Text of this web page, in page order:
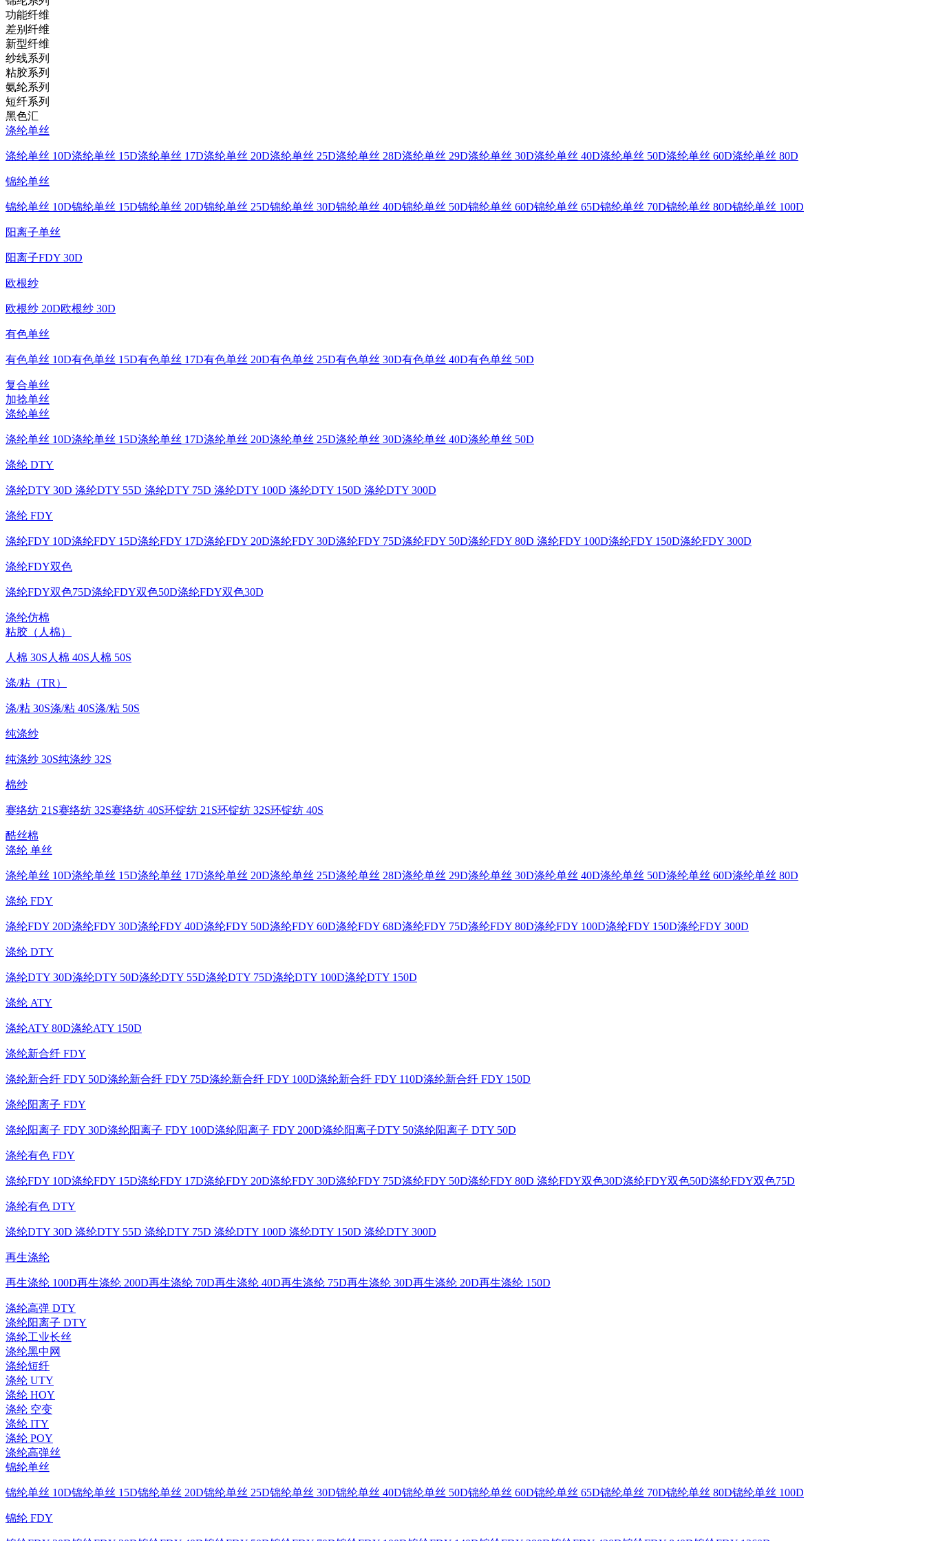
功能纤维
差别纤维
新型纤维
纱线系列
粘胶系列
氨纶系列
短纤系列
黑色汇
涤纶单丝
涤纶单丝 10D涤纶单丝 15D涤纶单丝 17D涤纶单丝 20D涤纶单丝 25D涤纶单丝 28D涤纶单丝 29D涤纶单丝 30D涤纶单丝 40D涤纶单丝 50D涤纶单丝 60D涤纶单丝 80D
锦纶单丝
锦纶单丝 10D锦纶单丝 15D锦纶单丝 20D锦纶单丝 25D锦纶单丝 30D锦纶单丝 40D锦纶单丝 50D锦纶单丝 60D锦纶单丝 65D锦纶单丝 70D锦纶单丝 80D锦纶单丝 100D
阳离子单丝
阳离子FDY 30D
欧根纱
欧根纱 20D欧根纱 30D
有色单丝
有色单丝 10D有色单丝 15D有色单丝 17D有色单丝 20D有色单丝 25D有色单丝 30D有色单丝 40D有色单丝 50D
复合单丝
加捻单丝
涤纶单丝
涤纶单丝 10D涤纶单丝 15D涤纶单丝 17D涤纶单丝 20D涤纶单丝 25D涤纶单丝 30D涤纶单丝 40D涤纶单丝 50D
涤纶 DTY
涤纶DTY 30D 涤纶DTY 55D 涤纶DTY 75D 涤纶DTY 100D 涤纶DTY 150D 涤纶DTY 300D
涤纶 FDY
涤纶FDY 10D涤纶FDY 15D涤纶FDY 17D涤纶FDY 20D涤纶FDY 30D涤纶FDY 75D涤纶FDY 50D涤纶FDY 80D 涤纶FDY 100D涤纶FDY 150D涤纶FDY 300D
涤纶FDY双色
涤纶FDY双色75D涤纶FDY双色50D涤纶FDY双色30D
涤纶仿棉
粘胶（人棉）
人棉 30S 人棉 40S 人棉 50S
涤/粘（TR）
涤/粘 30S涤/粘 40S涤/粘 50S
纯涤纱
纯涤纱 30S纯涤纱 32S
棉纱
赛络纺 21S赛络纺 32S赛络纺 40S环锭纺 21S环锭纺 32S环锭纺 40S
酷丝棉
涤纶 单丝
涤纶单丝 10D涤纶单丝 15D涤纶单丝 17D涤纶单丝 20D涤纶单丝 25D涤纶单丝 28D涤纶单丝 29D涤纶单丝 30D涤纶单丝 40D涤纶单丝 50D涤纶单丝 60D涤纶单丝 80D
涤纶 FDY
涤纶FDY 20D涤纶FDY 30D涤纶FDY 40D涤纶FDY 50D涤纶FDY 60D涤纶FDY 68D涤纶FDY 75D涤纶FDY 80D涤纶FDY 100D涤纶FDY 150D涤纶FDY 300D
涤纶 DTY
涤纶DTY 30D涤纶DTY 50D涤纶DTY 55D涤纶DTY 75D涤纶DTY 100D涤纶DTY 150D
涤纶 ATY
涤纶ATY 80D涤纶ATY 150D
涤纶新合纤 FDY
涤纶新合纤 FDY 50D涤纶新合纤 FDY 75D涤纶新合纤 FDY 100D涤纶新合纤 FDY 110D涤纶新合纤 FDY 150D
涤纶阳离子 FDY
涤纶阳离子 FDY 30D涤纶阳离子 FDY 100D涤纶阳离子 FDY 200D涤纶阳离子DTY 50涤纶阳离子 DTY 50D
涤纶有色 FDY
涤纶FDY 10D涤纶FDY 15D涤纶FDY 17D涤纶FDY 20D涤纶FDY 30D涤纶FDY 75D涤纶FDY 50D涤纶FDY 80D 涤纶FDY双色30D涤纶FDY双色50D涤纶FDY双色75D
涤纶有色 DTY
涤纶DTY 30D 涤纶DTY 55D 涤纶DTY 75D 涤纶DTY 100D 涤纶DTY 150D 涤纶DTY 300D
再生涤纶
再生涤纶 100D再生涤纶 200D再生涤纶 70D再生涤纶 40D再生涤纶 75D再生涤纶 30D再生涤纶 20D再生涤纶 150D
涤纶高弹 DTY
涤纶阳离子 DTY
涤纶工业长丝
涤纶黑中网
涤纶短纤
涤纶 UTY
涤纶 HOY
涤纶 空变
涤纶 ITY
涤纶 POY
涤纶高弹丝
锦纶单丝
锦纶单丝 10D锦纶单丝 15D锦纶单丝 20D锦纶单丝 25D锦纶单丝 30D锦纶单丝 40D锦纶单丝 50D锦纶单丝 60D锦纶单丝 65D锦纶单丝 70D锦纶单丝 80D锦纶单丝 100D
锦纶 FDY